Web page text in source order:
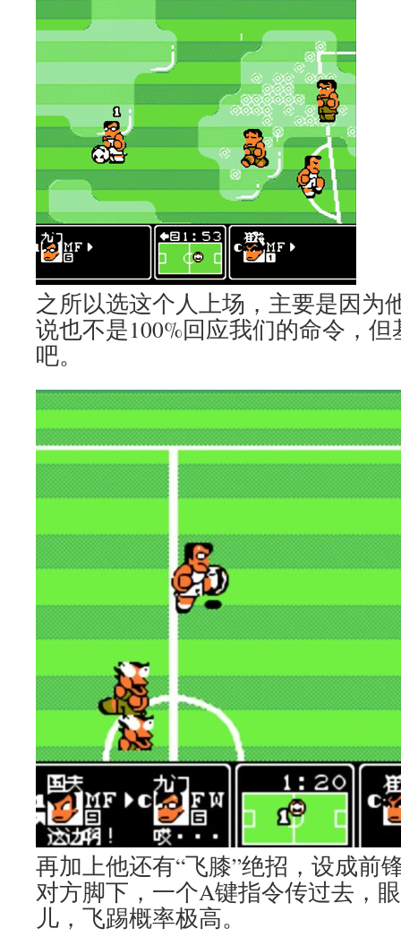
之所以选这个人上场，主要是因为
说也不是100%回应我们的命令，但
吧。
再加上他还有“飞膝”绝招，设成前
对方脚下，一个A键指令传过去，
儿，飞踢概率极高。